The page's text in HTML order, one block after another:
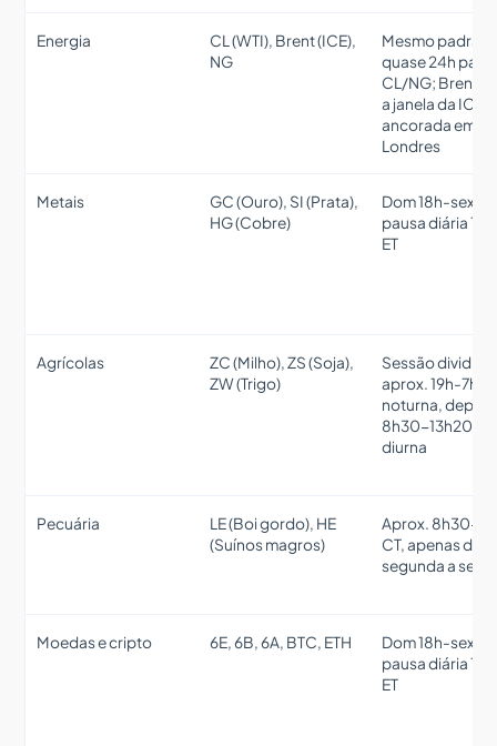
Energia
CL (WTI), Brent (ICE),
NG
Mesmo padrão
quase 24h para
CL/NG; Brent
a janela da ICE
ancorada em
Londres
Metais
GC (Ouro), SI (Prata),
HG (Cobre)
Dom 18h-sex
pausa diária
ET
Agrícolas
ZC (Milho), ZS (Soja),
ZW (Trigo)
Sessão
aprox. 19h-
noturna, depois
8h30-13h20 CT
diurna
Pecuária
LE (Boi gordo), HE
(Suínos magros)
Aprox. 8h30-
CT, apenas de
segunda a sexta
Moedas e cripto 6E, 6B, 6A, BTC, ETH
Dom 18h-sex
pausa diária
ET